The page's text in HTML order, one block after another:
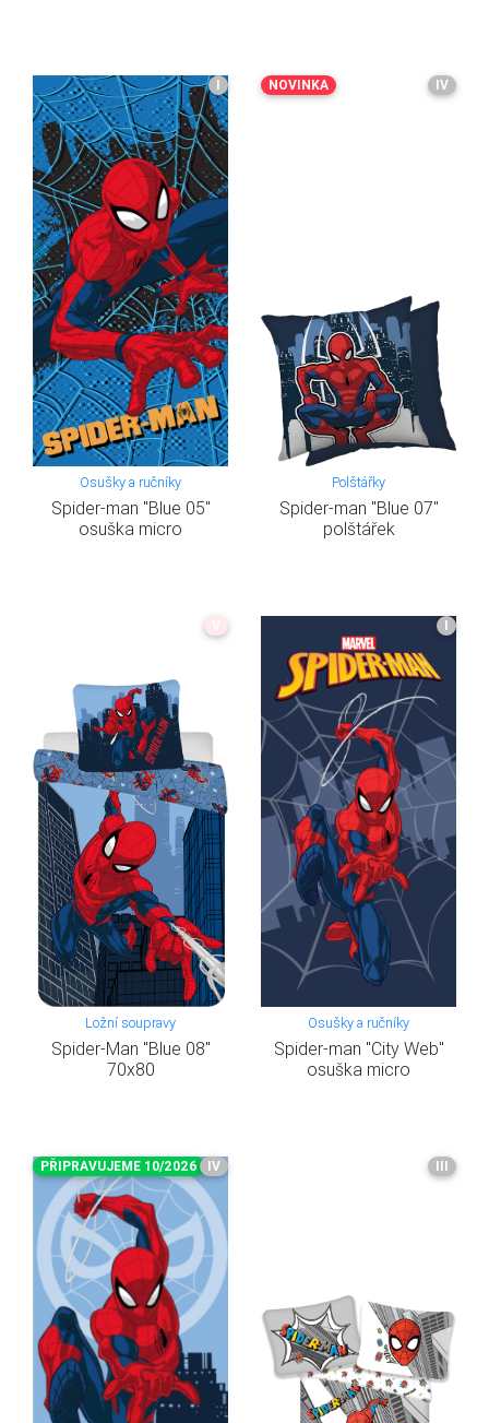
I
Osušky a ručníky
Spider-man "Blue 05"
osuška micro
NOVINKA IV
Polštářky
Spider-man "Blue 07"
polštářek
Ložní soupravy
Spider-Man "Blue 08"
70x80
I
Osušky a ručníky
Spider-man "City Web"
osuška micro
PŘIPRAVUJEME 10/2026 IV III